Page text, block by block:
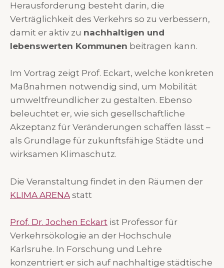
Herausforderung besteht darin, die
Verträglichkeit des Verkehrs so zu verbessern,
damit er aktiv zu nachhaltigen und
lebenswerten Kommunen beitragen kann.
Im Vortrag zeigt Prof. Eckart, welche konkreten
Maßnahmen notwendig sind, um Mobilität
umweltfreundlicher zu gestalten. Ebenso
beleuchtet er, wie sich gesellschaftliche
Akzeptanz für Veränderungen schaffen lässt –
als Grundlage für zukunftsfähige Städte und
wirksamen Klimaschutz.
Die Veranstaltung findet in den Räumen der
KLIMA ARENA statt
Prof. Dr. Jochen Eckart ist Professor für
Verkehrsökologie an der Hochschule
Karlsruhe. In Forschung und Lehre
konzentriert er sich auf nachhaltige städtische